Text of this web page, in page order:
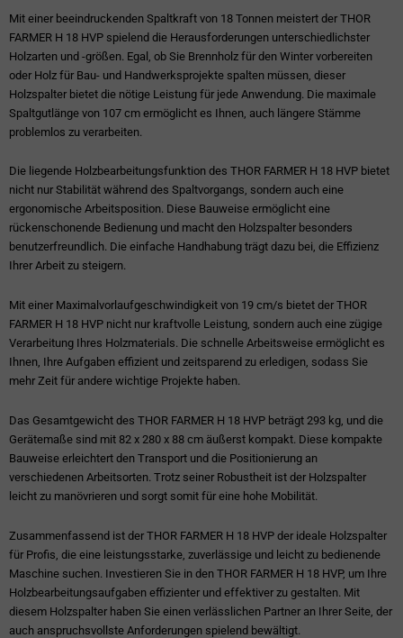
Mit einer beeindruckenden Spaltkraft von 18 Tonnen meistert der THOR
FARMER H 18 HVP spielend die Herausforderungen unterschiedlichster
Holzarten und -größen. Egal, ob Sie Brennholz für den Winter vorbereiten
oder Holz für Bau- und Handwerksprojekte spalten müssen, dieser
Holzspalter bietet die nötige Leistung für jede Anwendung. Die maximale
Spaltgutlänge von 107 cm ermöglicht es Ihnen, auch längere Stämme
problemlos zu verarbeiten.
Die liegende Holzbearbeitungsfunktion des THOR FARMER H 18 HVP bietet
nicht nur Stabilität während des Spaltvorgangs, sondern auch eine
ergonomische Arbeitsposition. Diese Bauweise ermöglicht eine
rückenschonende Bedienung und macht den Holzspalter besonders
benutzerfreundlich. Die einfache Handhabung trägt dazu bei, die Effizienz
Ihrer Arbeit zu steigern.
Mit einer Maximalvorlaufgeschwindigkeit von 19 cm/s bietet der THOR
FARMER H 18 HVP nicht nur kraftvolle Leistung, sondern auch eine zügige
Verarbeitung Ihres Holzmaterials. Die schnelle Arbeitsweise ermöglicht es
Ihnen, Ihre Aufgaben effizient und zeitsparend zu erledigen, sodass Sie
mehr Zeit für andere wichtige Projekte haben.
Das Gesamtgewicht des THOR FARMER H 18 HVP beträgt 293 kg, und die
Gerätemaße sind mit 82 x 280 x 88 cm äußerst kompakt. Diese kompakte
Bauweise erleichtert den Transport und die Positionierung an
verschiedenen Arbeitsorten. Trotz seiner Robustheit ist der Holzspalter
leicht zu manövrieren und sorgt somit für eine hohe Mobilität.
Zusammenfassend ist der THOR FARMER H 18 HVP der ideale Holzspalter
für Profis, die eine leistungsstarke, zuverlässige und leicht zu bedienende
Maschine suchen. Investieren Sie in den THOR FARMER H 18 HVP, um Ihre
Holzbearbeitungsaufgaben effizienter und effektiver zu gestalten. Mit
diesem Holzspalter haben Sie einen verlässlichen Partner an Ihrer Seite, der
auch anspruchsvollste Anforderungen spielend bewältigt.